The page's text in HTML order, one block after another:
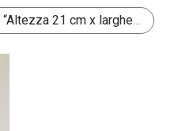
“Altezza 21 cm x larghezza 15 cm”